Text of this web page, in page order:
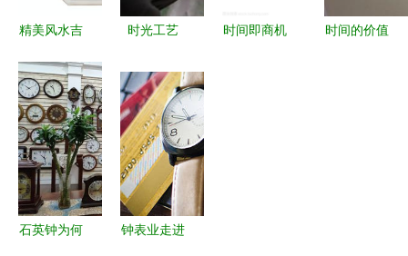
精美风水吉
家直销与镇
宅辟邪的艺
术
时光工艺
间艺术的美
学之旅
时间即商机
时间的价值
石英钟为何
钟表业走进